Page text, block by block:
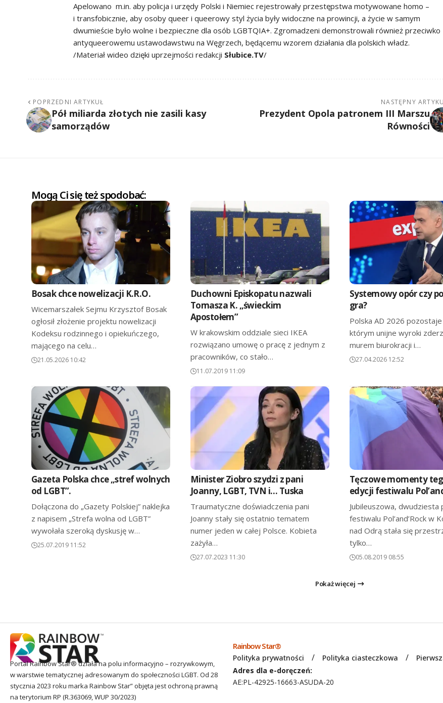
Apelowano m.in. aby policja i urzędy Polski i Niemiec rejestrowały przestępstwa motywowane homo –
i transfobicznie, aby osoby queer i queerowy styl życia były widoczne na prowincji, a życie w samym
dwumieście było wolne i bezpieczne dla osób LGBTQIA+. Zgromadzeni demonstrowali również przeciwko
antyqueerowemu ustawodawstwu na Węgrzech, będącemu wzorem działania dla polskich władz.
/Materiał wideo dzięki uprzejmości redakcji Słubice.TV/
POPRZEDNI ARTYKUŁ
Pół miliarda złotych nie zasili kasy
samorządów
NASTĘPNY
Prezydent Opola patronem III Marszu
Równości
Mogą Ci się też spodobać:
Bosak chce nowelizacji K.R.O.
Wicemarszałek Sejmu Krzysztof Bosak
ogłosił złożenie projektu nowelizacji
Kodeksu rodzinnego i opiekuńczego,
mającego na celu…
21.05.2026 10:42
Duchowni Episkopatu nazwali
Tomasza K. „świeckim
Apostołem”
W krakowskim oddziale sieci IKEA
rozwiązano umowę o pracę z jednym z
pracowników, co stało…
11.07.2019 11:09
Systemowy opór czy
gra?
Polska AD 2026
którym unijne wyroki
murem biurokracji i…
27.04.2026 12:52
Gazeta Polska chce „stref wolnych
od LGBT”.
Dołączona do „Gazety Polskiej” naklejka
z napisem „Strefa wolna od LGBT”
wywołała szeroką dyskusję w…
25.07.2019 11:52
Minister Ziobro szydzi z pani
Joanny, LGBT, TVN i… Tuska
Traumatyczne doświadczenia pani
Joanny stały się ostatnio tematem
numer jeden w całej Polsce. Kobieta
zażyła…
27.07.2023 11:30
Tęczowe momenty
edycji festiwalu
Jubileuszowa, dwudziesta
festiwalu Pol’and’Rock w
nad Odrą stała się
tylko…
05.08.2019 08:55
Pokaż więcej
Portal Rainbow Star® działa na polu informacyjno – rozrywkowym,
w warstwie tematycznej adresowanym do społeczności LGBT. Od 28
stycznia 2023 roku marka Rainbow Star” objęta jest ochroną prawną
na terytorium RP (R.363069, WUP 30/2023)
Rainbow Star®
Polityka prywatności Polityka ciasteczkowa
Adres dla e-doręczeń:
AE:PL-42925-16663-ASUDA-20